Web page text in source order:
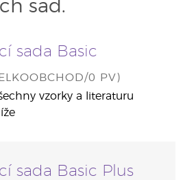
sad.
sada Basic
0 PV)
vzorky a literaturu
sada Basic Plus